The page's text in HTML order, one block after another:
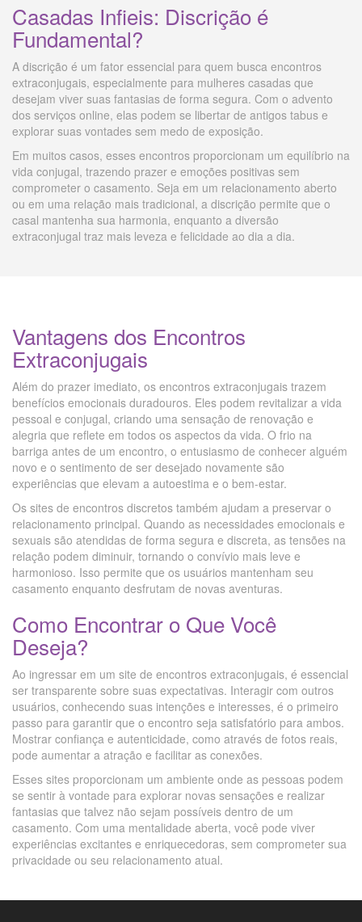
Casadas Infieis: Discrição é
Fundamental?
A discrição é um fator essencial para quem busca encontros
extraconjugais, especialmente para mulheres casadas que
desejam viver suas fantasias de forma segura. Com o advento
dos serviços online, elas podem se libertar de antigos tabus e
explorar suas vontades sem medo de exposição.
Em muitos casos, esses encontros proporcionam um equilíbrio na
vida conjugal, trazendo prazer e emoções positivas sem
comprometer o casamento. Seja em um relacionamento aberto
ou em uma relação mais tradicional, a discrição permite que o
casal mantenha sua harmonia, enquanto a diversão
extraconjugal traz mais leveza e felicidade ao dia a dia.
Vantagens dos Encontros
Extraconjugais
Além do prazer imediato, os encontros extraconjugais trazem
benefícios emocionais duradouros. Eles podem revitalizar a vida
pessoal e conjugal, criando uma sensação de renovação e
alegria que reflete em todos os aspectos da vida. O frio na
barriga antes de um encontro, o entusiasmo de conhecer alguém
novo e o sentimento de ser desejado novamente são
experiências que elevam a autoestima e o bem-estar.
Os sites de encontros discretos também ajudam a preservar o
relacionamento principal. Quando as necessidades emocionais e
sexuais são atendidas de forma segura e discreta, as tensões na
relação podem diminuir, tornando o convívio mais leve e
harmonioso. Isso permite que os usuários mantenham seu
casamento enquanto desfrutam de novas aventuras.
Como Encontrar o Que Você
Deseja?
Ao ingressar em um site de encontros extraconjugais, é essencial
ser transparente sobre suas expectativas. Interagir com outros
usuários, conhecendo suas intenções e interesses, é o primeiro
passo para garantir que o encontro seja satisfatório para ambos.
Mostrar confiança e autenticidade, como através de fotos reais,
pode aumentar a atração e facilitar as conexões.
Esses sites proporcionam um ambiente onde as pessoas podem
se sentir à vontade para explorar novas sensações e realizar
fantasias que talvez não sejam possíveis dentro de um
casamento. Com uma mentalidade aberta, você pode viver
experiências excitantes e enriquecedoras, sem comprometer sua
privacidade ou seu relacionamento atual.